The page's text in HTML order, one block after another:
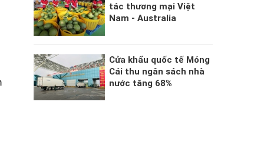
tác thương mại Việt
Nam - Australia
Cửa khẩu quốc tế Móng
Cái thu ngân sách nhà
nước tăng 68%